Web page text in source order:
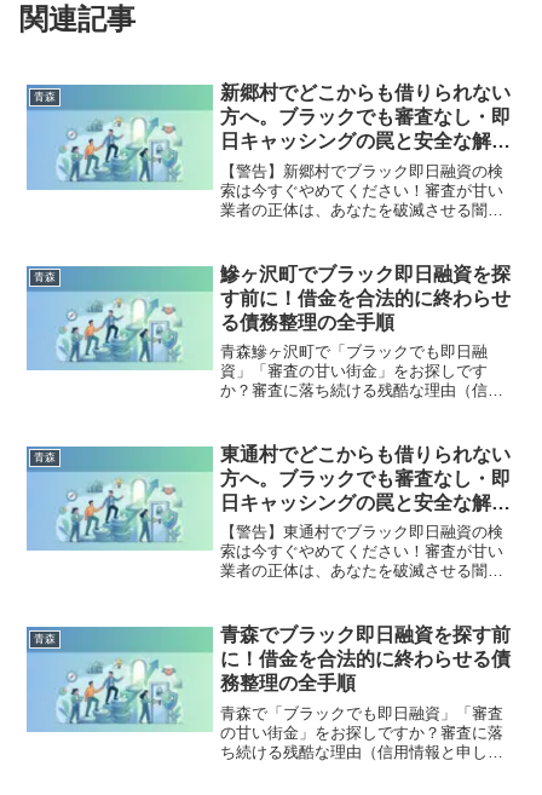
関連記事
青森
新郷村でどこからも借りられない
方へ。ブラックでも審査なし・即
日キャッシングの罠と安全な解決
策
【警告】新郷村でブラック即日融資の検
索は今すぐやめてください！審査が甘い
業者の正体は、あなたを破滅させる闇金
村で違法業者を避け、借金地獄から抜け
出した方々の実体験と確実な解決策を完
全公開。
青森
鰺ヶ沢町でブラック即日融資を探
す前に！借金を合法的に終わらせ
る債務整理の全手順
青森鰺ヶ沢町で「ブラックでも即日融
資」「審査の甘い街金」をお探しです
か？審査に落ち続ける残酷な理由（信用
まで徹底解説。多重債務の地獄から抜け
出し、合法的に借金を減額・免除する
「債務整理」の正しい知識と、今すぐ督
促を止める無料相談窓口をご案内しま
す。
青森
東通村でどこからも借りられない
方へ。ブラックでも審査なし・即
日キャッシングの罠と安全な解決
策
【警告】東通村でブラック即日融資の検
索は今すぐやめてください！審査が甘い
業者の正体は、あなたを破滅させる闇金
村で違法業者を避け、借金地獄から抜け
出した方々の実体験と確実な解決策を完
全公開。
青森
青森でブラック即日融資を探す前
に！借金を合法的に終わらせる債
務整理の全手順
青森で「ブラックでも即日融資」「審査
の甘い街金」をお探しですか？審査に落
ち続ける残酷な理由（信用情報と申し込